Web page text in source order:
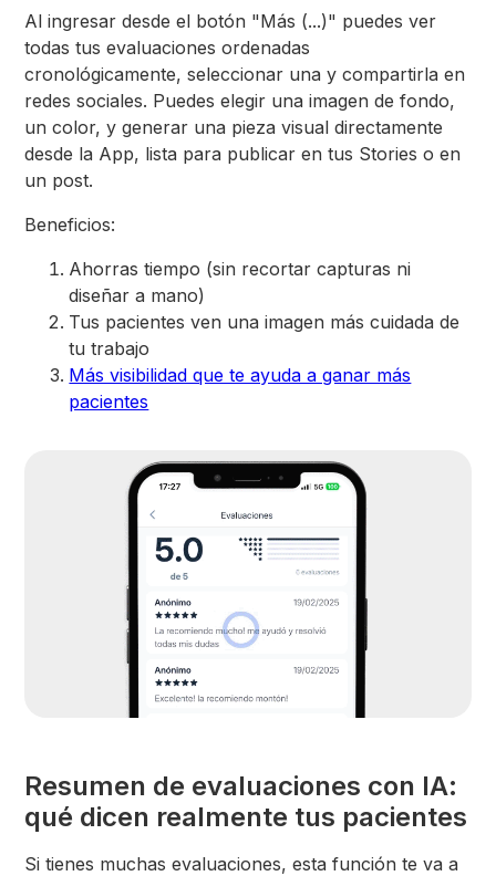
Al ingresar desde el botón "Más (...)" puedes ver
todas tus evaluaciones ordenadas
cronológicamente, seleccionar una y compartirla en
redes sociales. Puedes elegir una imagen de fondo,
un color, y generar una pieza visual directamente
desde la App, lista para publicar en tus Stories o en
un post.
Beneficios:
Ahorras tiempo (sin recortar capturas ni
diseñar a mano)
Tus pacientes ven una imagen más cuidada de
tu trabajo
Más visibilidad que te ayuda a ganar más
pacientes
Resumen de evaluaciones con IA:
qué dicen realmente tus pacientes
Si tienes muchas evaluaciones, esta función te va a